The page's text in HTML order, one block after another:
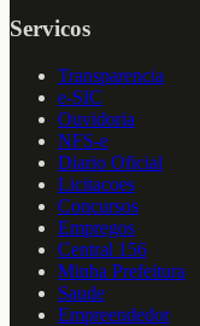
Servicos
Transparencia
e-SIC
Ouvidoria
NFS-e
Diario Oficial
Licitacoes
Concursos
Empregos
Central 156
Minha Prefeitura
Saude
Empreendedor